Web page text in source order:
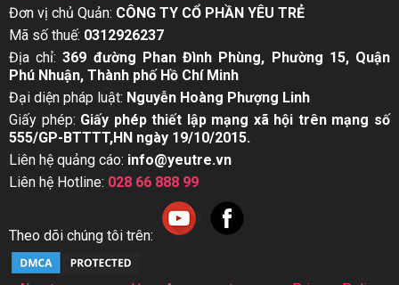
Đơn vị chủ Quản: CÔNG TY CỔ PHẦN YÊU TRẺ
Mã số thuế: 0312926237
Địa chỉ:369 đường Phan Đình Phùng, Phường 15, Quận
Phú Nhuận, Thành phố Hồ Chí Minh
Đại diện pháp luật: Nguyễn Hoàng Phượng Linh
Giấy phép: Giấy phép thiết lập mạng xã hội trên mạng số
555/GP-BTTTT,HN ngày 19/10/2015.
Liên hệ quảng cáo: info@yeutre.vn
Liên hệ Hotline: 028 66 888 99
Theo dõi chúng tôi trên: